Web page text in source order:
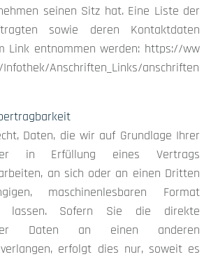
seinen Sitz hat. Eine Liste der
sowie deren Kontaktdaten
Link entnommen werden: https://ww
Infothek/Anschriften_Links/anschriften
Daten, die wir auf Grundlage Ihrer
in Erfüllung eines Vertrags
an sich oder an einen Dritten
maschinenlesbaren Format
lassen. Sofern Sie die direkte
Daten an einen anderen
erfolgt dies nur, soweit es